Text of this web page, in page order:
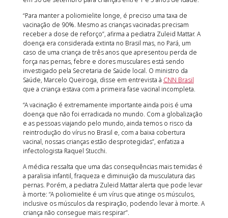
“Para manter a poliomielite longe, é preciso uma taxa de
vacinação de 90%. Mesmo as crianças vacinadas precisam
receber a dose de reforço”, afirma a pediatra Zuleid Mattar. A
doença era considerada extinta no Brasil mas, no Pará, um
caso de uma criança de três anos que apresentou perda de
força nas pernas, febre e dores musculares está sendo
investigado pela Secretaria de Saúde local. O ministro da
Saúde, Marcelo Queiroga, disse em entrevista à CNN Brasil
que a criança estava com a primeira fase vacinal incompleta.
“A vacinação é extremamente importante ainda pois é uma
doença que não foi erradicada no mundo. Com a globalização
e as pessoas viajando pelo mundo, ainda temos o risco da
reintrodução do vírus no Brasil e, com a baixa cobertura
vacinal, nossas crianças estão desprotegidas”, enfatiza a
infectologista Raquel Stucchi.
A médica ressalta que uma das consequências mais temidas é
a paralisia infantil, fraqueza e diminuição da musculatura das
pernas. Porém, a pediatra Zuleid Mattar alerta que pode levar
à morte: “A poliomielite é um vírus que atinge os músculos,
inclusive os músculos da respiração, podendo levar à morte. A
criança não consegue mais respirar”.